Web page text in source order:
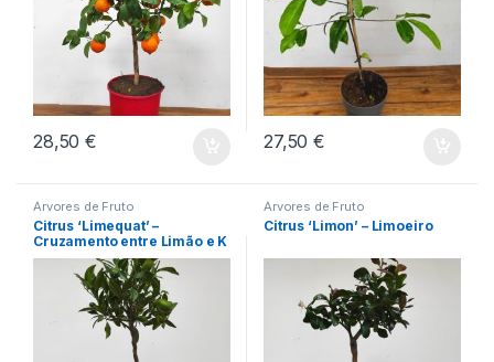
28,50€ 27,50€
Árvores de Fruto
Citrus ‘Limequat’ –
Cruzamento entre Limão e K
umquat
Árvores de Fruto
Citrus ‘Limon’ – Limoeiro